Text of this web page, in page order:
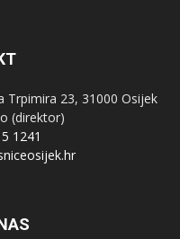
Trpimira 23, 31000 Osijek
(direktor)
1241